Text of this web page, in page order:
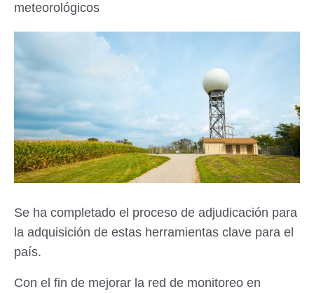
meteorológicos
Se ha completado el proceso de adjudicación para
la adquisición de estas herramientas clave para el
país.
Con el fin de mejorar la red de monitoreo en